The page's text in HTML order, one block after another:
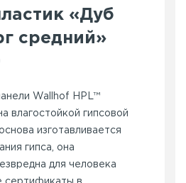
«Дуб
средний»
Wallhof HPL™
влагостойкой гипсовой
изготавливается
гипса, она
для человека